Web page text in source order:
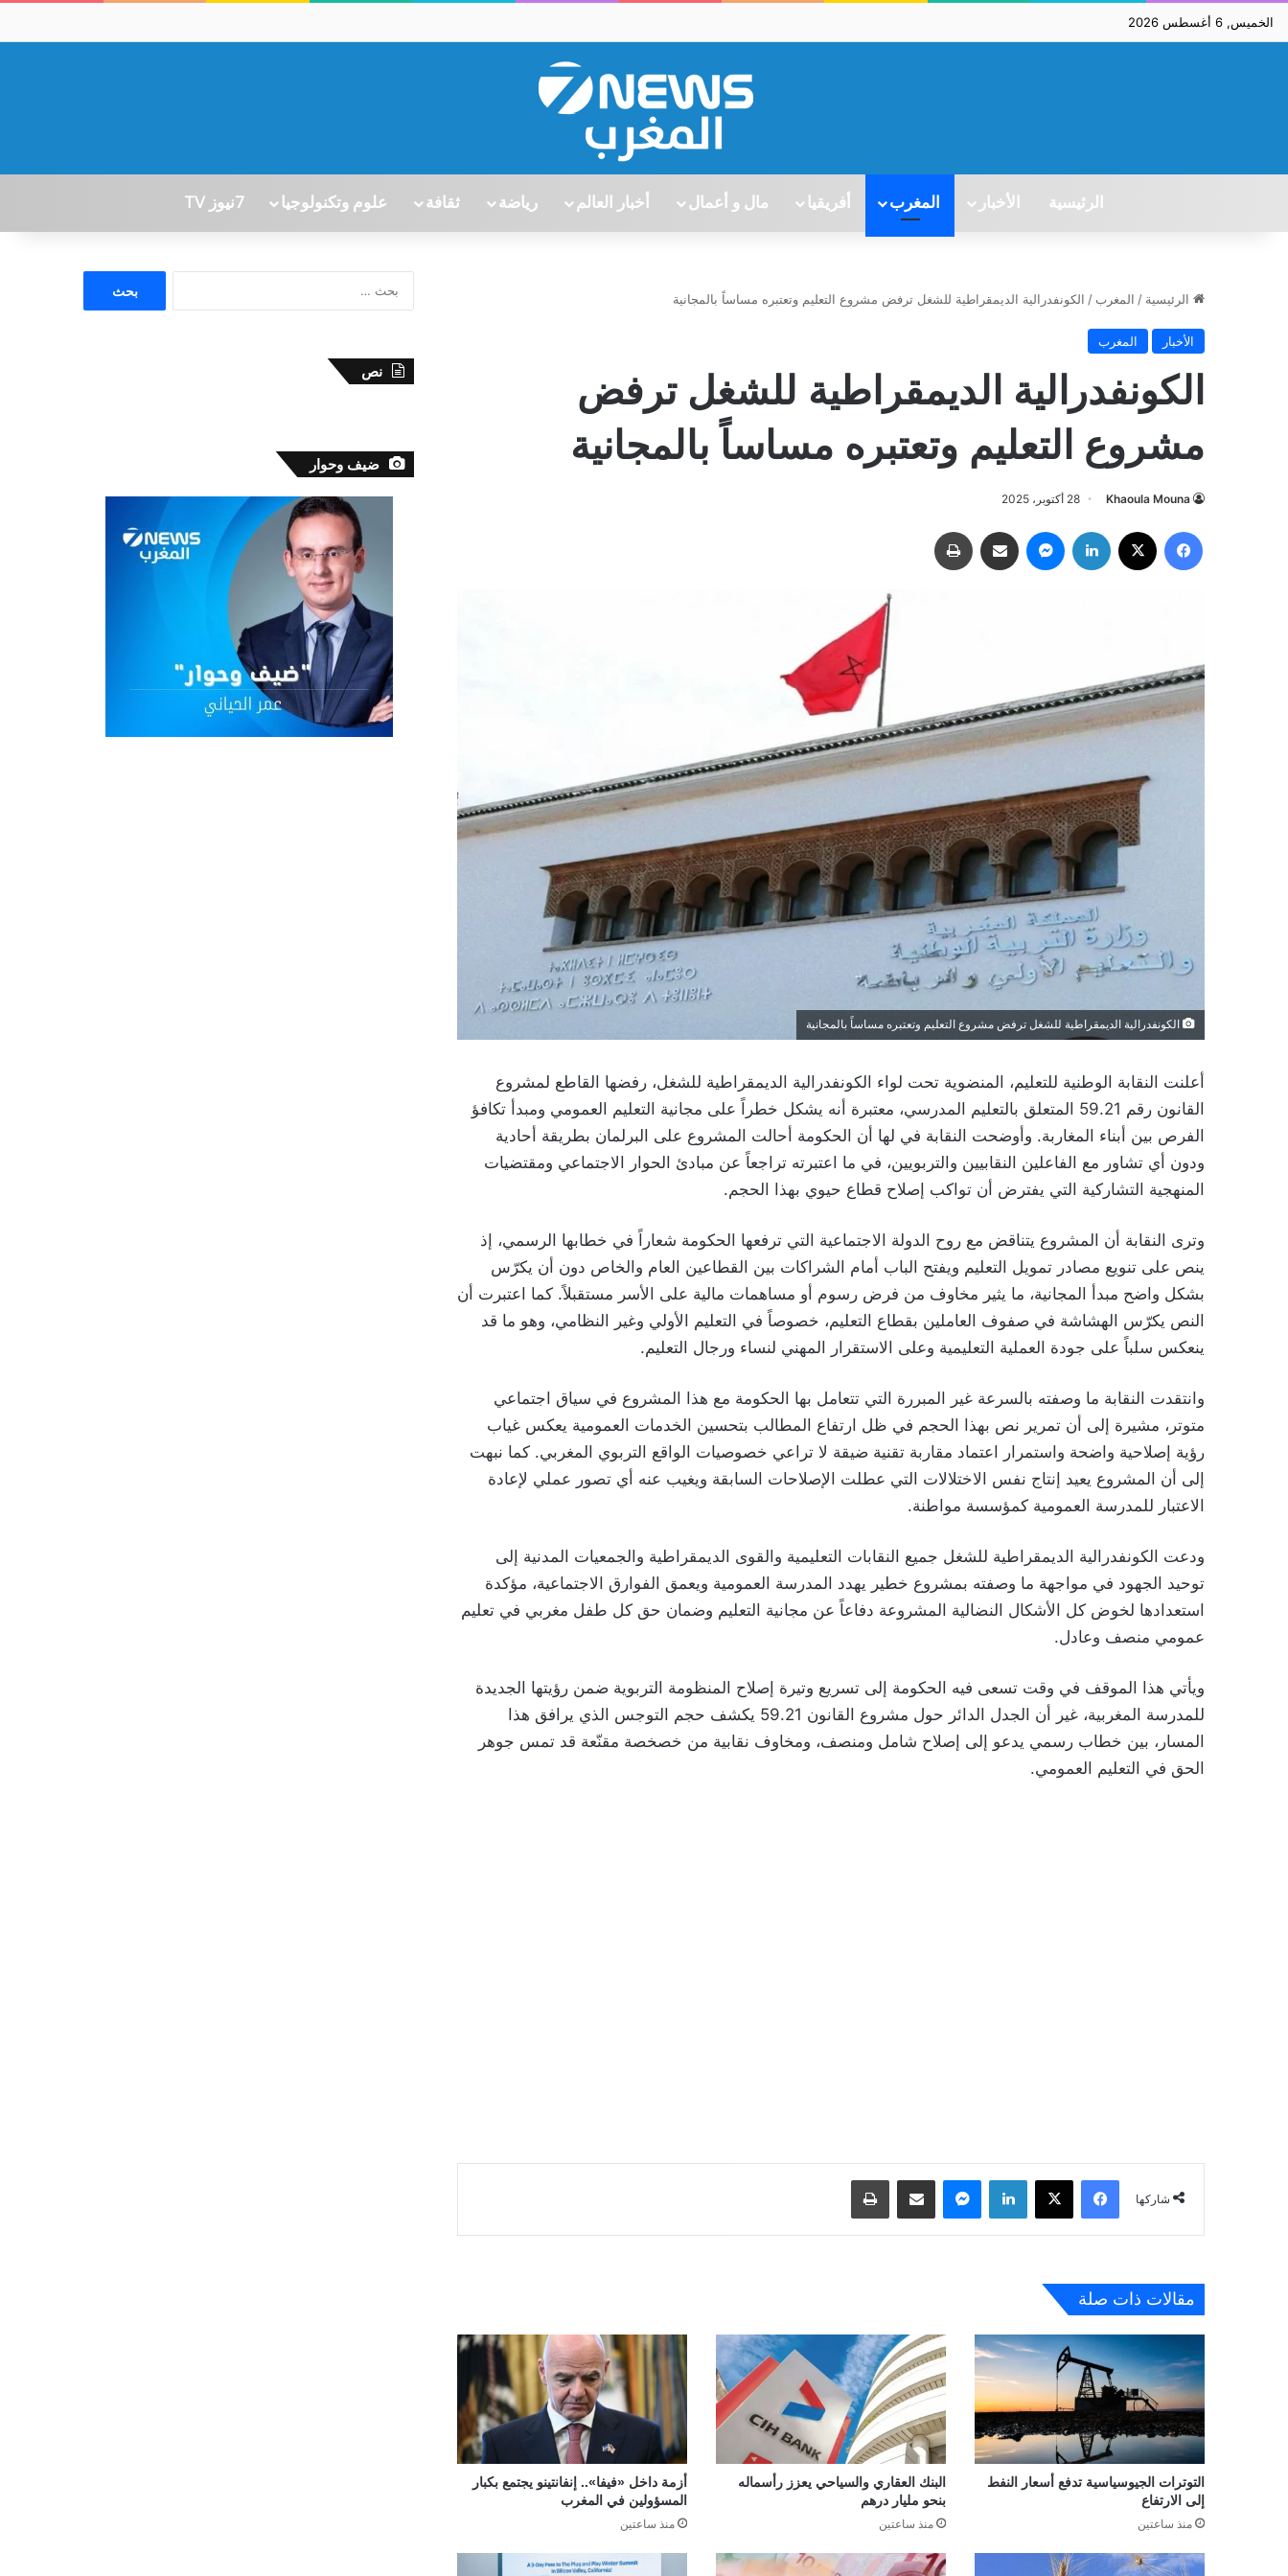
الخميس, 6 أغسطس 2026
الرئيسية الأخبار المغرب أفريقيا مال و أعمال أخبار العالم رياضة ثقافة علوم وتكنولوجيا 7نيوز TV
الرئيسية / المغرب / الكونفدرالية الديمقراطية للشغل ترفض مشروع التعليم وتعتبره مساساً بالمجانية
الأخبار المغرب
الكونفدرالية الديمقراطية للشغل ترفض
مشروع التعليم وتعتبره مساساً بالمجانية
Khaoula Mouna 28 أكتوبر، 2025
الكونفدرالية الديمقراطية للشغل ترفض مشروع التعليم وتعتبره مساساً بالمجانية
أعلنت النقابة الوطنية للتعليم، المنضوية تحت لواء الكونفدرالية الديمقراطية للشغل، رفضها القاطع لمشروع
القانون رقم 59.21 المتعلق بالتعليم المدرسي، معتبرة أنه يشكل خطراً على مجانية التعليم العمومي ومبدأ تكافؤ
الفرص بين أبناء المغاربة. وأوضحت النقابة في لها أن الحكومة أحالت المشروع على البرلمان بطريقة أحادية
ودون أي تشاور مع الفاعلين النقابيين والتربويين، في ما اعتبرته تراجعاً عن مبادئ الحوار الاجتماعي ومقتضيات
المنهجية التشاركية التي يفترض أن تواكب إصلاح قطاع حيوي بهذا الحجم.
وترى النقابة أن المشروع يتناقض مع روح الدولة الاجتماعية التي ترفعها الحكومة شعاراً في خطابها الرسمي، إذ
ينص على تنويع مصادر تمويل التعليم ويفتح الباب أمام الشراكات بين القطاعين العام والخاص دون أن يكرّس
بشكل واضح مبدأ المجانية، ما يثير مخاوف من فرض رسوم أو مساهمات مالية على الأسر مستقبلاً. كما اعتبرت أن
النص يكرّس الهشاشة في صفوف العاملين بقطاع التعليم، خصوصاً في التعليم الأولي وغير النظامي، وهو ما قد
ينعكس سلباً على جودة العملية التعليمية وعلى الاستقرار المهني لنساء ورجال التعليم.
وانتقدت النقابة ما وصفته بالسرعة غير المبررة التي تتعامل بها الحكومة مع هذا المشروع في سياق اجتماعي
متوتر، مشيرة إلى أن تمرير نص بهذا الحجم في ظل ارتفاع المطالب بتحسين الخدمات العمومية يعكس غياب
رؤية إصلاحية واضحة واستمرار اعتماد مقاربة تقنية ضيقة لا تراعي خصوصيات الواقع التربوي المغربي. كما نبهت
إلى أن المشروع يعيد إنتاج نفس الاختلالات التي عطلت الإصلاحات السابقة ويغيب عنه أي تصور عملي لإعادة
الاعتبار للمدرسة العمومية كمؤسسة مواطنة.
ودعت الكونفدرالية الديمقراطية للشغل جميع النقابات التعليمية والقوى الديمقراطية والجمعيات المدنية إلى
توحيد الجهود في مواجهة ما وصفته بمشروع خطير يهدد المدرسة العمومية ويعمق الفوارق الاجتماعية، مؤكدة
استعدادها لخوض كل الأشكال النضالية المشروعة دفاعاً عن مجانية التعليم وضمان حق كل طفل مغربي في تعليم
عمومي منصف وعادل.
ويأتي هذا الموقف في وقت تسعى فيه الحكومة إلى تسريع وتيرة إصلاح المنظومة التربوية ضمن رؤيتها الجديدة
للمدرسة المغربية، غير أن الجدل الدائر حول مشروع القانون 59.21 يكشف حجم التوجس الذي يرافق هذا
المسار، بين خطاب رسمي يدعو إلى إصلاح شامل ومنصف، ومخاوف نقابية من خصخصة مقنّعة قد تمس جوهر
الحق في التعليم العمومي.
شاركها
فيسبوك لينكدإن
مقالات ذات صلة
التوترات الجيوسياسية تدفع أسعار النفط
إلى الارتفاع
منذ ساعتين
البنك العقاري والسياحي يعزز رأسماله
بنحو مليار درهم
منذ ساعتين
أزمة داخل «فيفا».. إنفانتينو يجتمع بكبار
المسؤولين في المغرب
منذ ساعتين
نص
ضيف وحوار